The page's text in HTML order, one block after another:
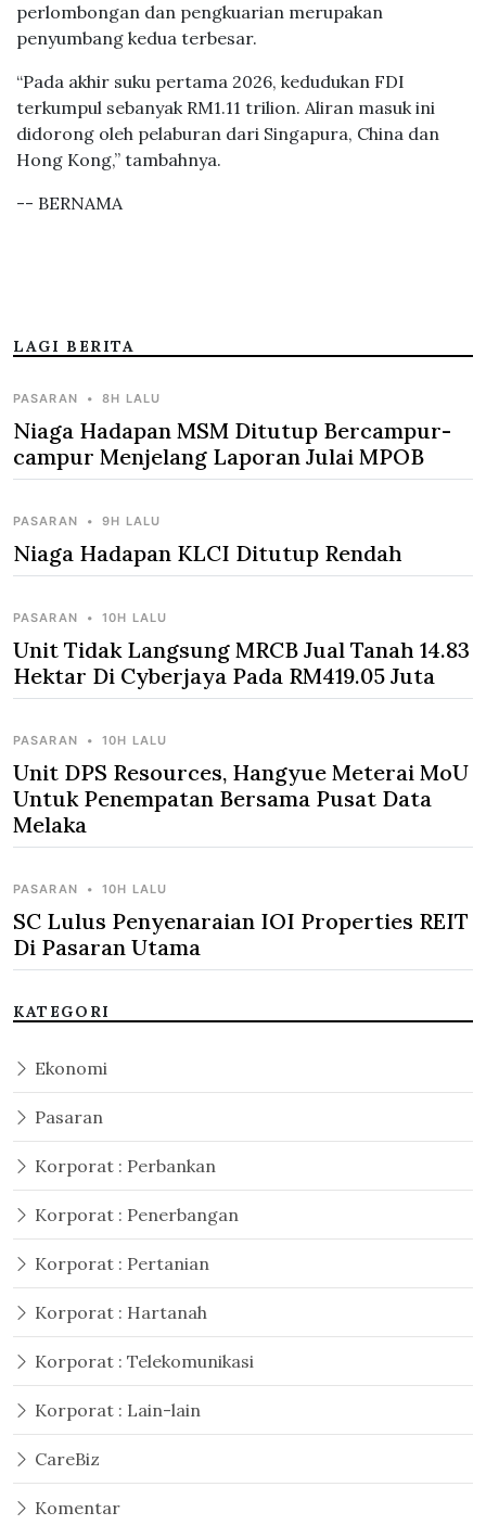
perlombongan dan pengkuarian merupakan
penyumbang kedua terbesar.
“Pada akhir suku pertama 2026, kedudukan FDI
terkumpul sebanyak RM1.11 trilion. Aliran masuk ini
didorong oleh pelaburan dari Singapura, China dan
Hong Kong,” tambahnya.
-- BERNAMA
LAGI BERITA
PASARAN • 8H LALU
Niaga Hadapan MSM Ditutup Bercampur-
campur Menjelang Laporan Julai MPOB
PASARAN • 9H LALU
Niaga Hadapan KLCI Ditutup Rendah
PASARAN • 10H LALU
Unit Tidak Langsung MRCB Jual Tanah 14.83
Hektar Di Cyberjaya Pada RM419.05 Juta
PASARAN • 10H LALU
Unit DPS Resources, Hangyue Meterai MoU
Untuk Penempatan Bersama Pusat Data
Melaka
PASARAN • 10H LALU
SC Lulus Penyenaraian IOI Properties REIT
Di Pasaran Utama
KATEGORI
Ekonomi
Pasaran
Korporat : Perbankan
Korporat : Penerbangan
Korporat : Pertanian
Korporat : Hartanah
Korporat : Telekomunikasi
Korporat : Lain-lain
CareBiz
Komentar